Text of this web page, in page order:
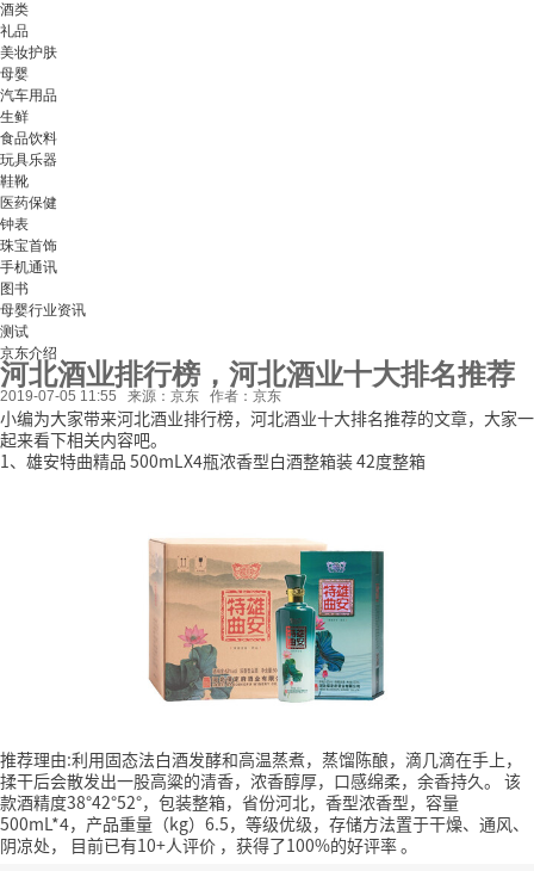
酒类
礼品
美妆护肤
母婴
汽车用品
生鲜
食品饮料
玩具乐器
鞋靴
医药保健
钟表
珠宝首饰
手机通讯
图书
母婴行业资讯
测试
京东介绍
河北酒业排行榜，河北酒业十大排名推荐
2019-07-05 11:55 来源：京东 作者：京东
小编为大家带来河北酒业排行榜，河北酒业十大排名推荐的文章，大家一
起来看下相关内容吧。
1、雄安特曲精品 500mLX4瓶浓香型白酒整箱装 42度整箱
推荐理由:利用固态法白酒发酵和高温蒸煮，蒸馏陈酿，滴几滴在手上，
揉干后会散发出一股高粱的清香，浓香醇厚，口感绵柔，余香持久。 该
款酒精度38°42°52°，包装整箱，省份河北，香型浓香型，容量
500mL*4，产品重量（kg）6.5，等级优级，存储方法置于干燥、通风、
阴凉处，
目前已有10+人评价 ，获得了100%的好评率。